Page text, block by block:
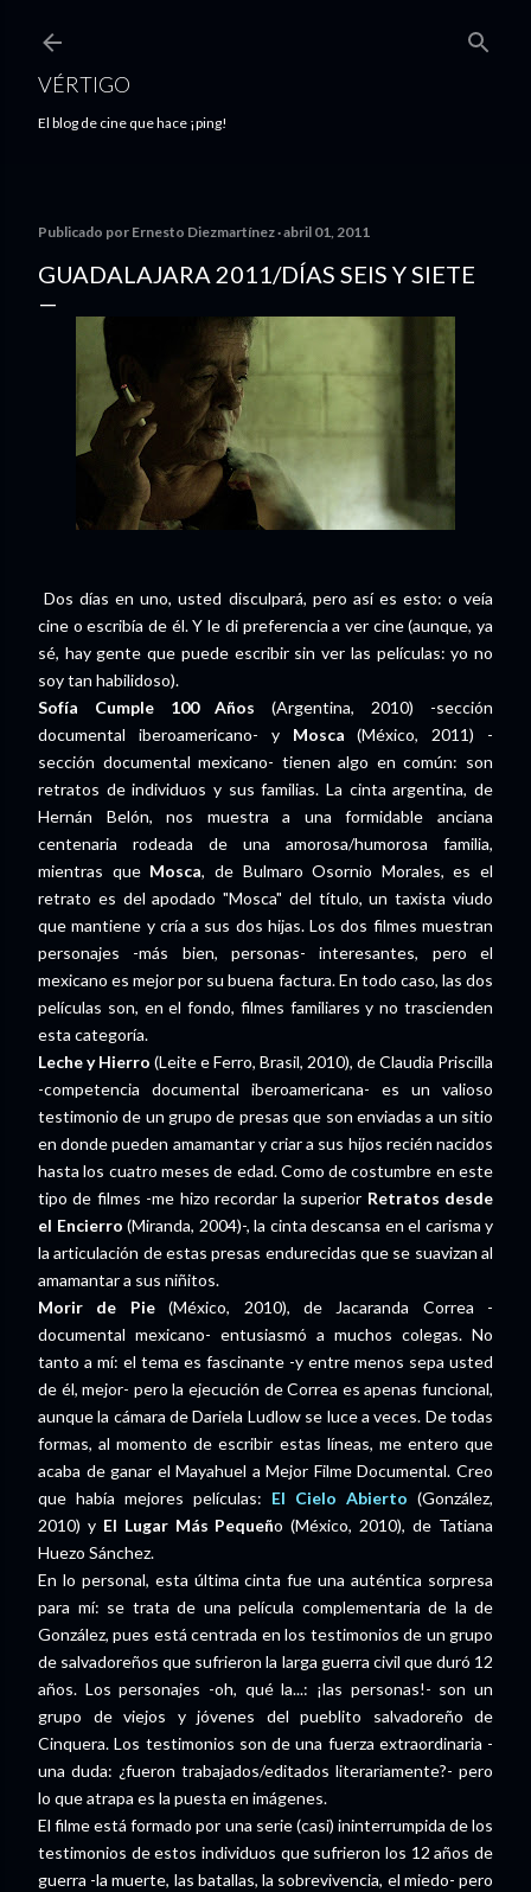
VÉRTIGO
El blog de cine que hace ¡ping!
Publicado por Ernesto Diezmartínez abril 01, 2011
GUADALAJARA 2011/DÍAS SEIS Y SIETE
Dos días en uno, usted disculpará, pero así es esto: o veía
cine o escribía de él. Y le di preferencia a ver cine (aunque, ya
sé, hay gente que puede escribir sin ver las películas: yo no
soy tan habilidoso).
Sofía Cumple 100 Años (Argentina, 2010) -sección
documental iberoamericano- y Mosca(México, 2011) -
sección documental mexicano- tienen algo en común: son
retratos de individuos y sus familias. La cinta argentina, de
Hernán Belón, nos muestra a una formidable anciana
centenaria rodeada de una amorosa/humorosa familia,
mientras que Mosca, de Bulmaro Osornio Morales, es el
retrato es del apodado "Mosca" del título, un taxista viudo
que mantiene y cría a sus dos hijas. Los dos filmes muestran
personajes -más bien, personas- interesantes, pero el
mexicano es mejor por su buena factura. En todo caso, las dos
películas son, en el fondo, filmes familiares y no trascienden
esta categoría.
Leche y Hierro (Leite e Ferro, Brasil, 2010), de Claudia Priscilla
-competencia documental iberoamericana- es un valioso
testimonio de un grupo de presas que son enviadas a un sitio
en donde pueden amamantar y criar a sus hijos recién nacidos
hasta los cuatro meses de edad. Como de costumbre en este
tipo de filmes -me hizo recordar la superior Retratos desde
el Encierro (Miranda, 2004)-, la cinta descansa en el carisma y
la articulación de estas presas endurecidas que se suavizan al
amamantar a sus niñitos.
Morir de Pie(México, 2010), de Jacaranda Correa -
documental mexicano- entusiasmó a muchos colegas. No
tanto a mí: el tema es fascinante -y entre menos sepa usted
de él, mejor- pero la ejecución de Correa es apenas funcional,
aunque la cámara de Dariela Ludlow se luce a veces. De todas
formas, al momento de escribir estas líneas, me entero que
acaba de ganar el Mayahuel a Mejor Filme Documental. Creo
que había mejores películas: El Cielo Abierto (González,
2010) y El Lugar Más Pequeño (México, 2010), de Tatiana
Huezo Sánchez.
En lo personal, esta última cinta fue una auténtica sorpresa
para mí: se trata de una película complementaria de la de
González, pues está centrada en los testimonios de un grupo
de salvadoreños que sufrieron la larga guerra civil que duró 12
años. Los personajes -oh, qué la...: ¡las personas!- son un
grupo de viejos y jóvenes del pueblito salvadoreño de
Cinquera. Los testimonios son de una fuerza extraordinaria -
una duda: ¿fueron trabajados/editados literariamente?- pero
lo que atrapa es la puesta en imágenes.
El filme está formado por una serie (casi) ininterrumpida de los
testimonios de estos individuos que sufrieron los 12 años de
guerra -la muerte, las batallas, la sobrevivencia, el miedo- pero